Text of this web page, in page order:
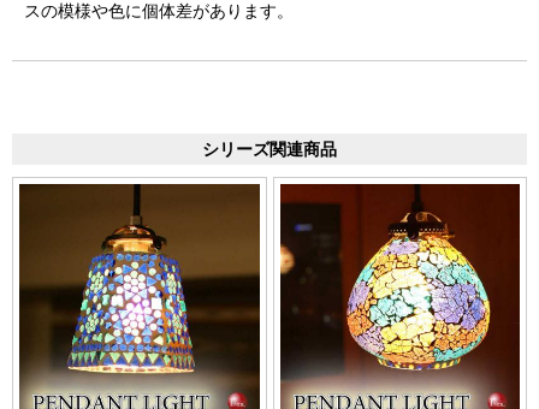
スの模様や色に個体差があります。
シリーズ関連商品